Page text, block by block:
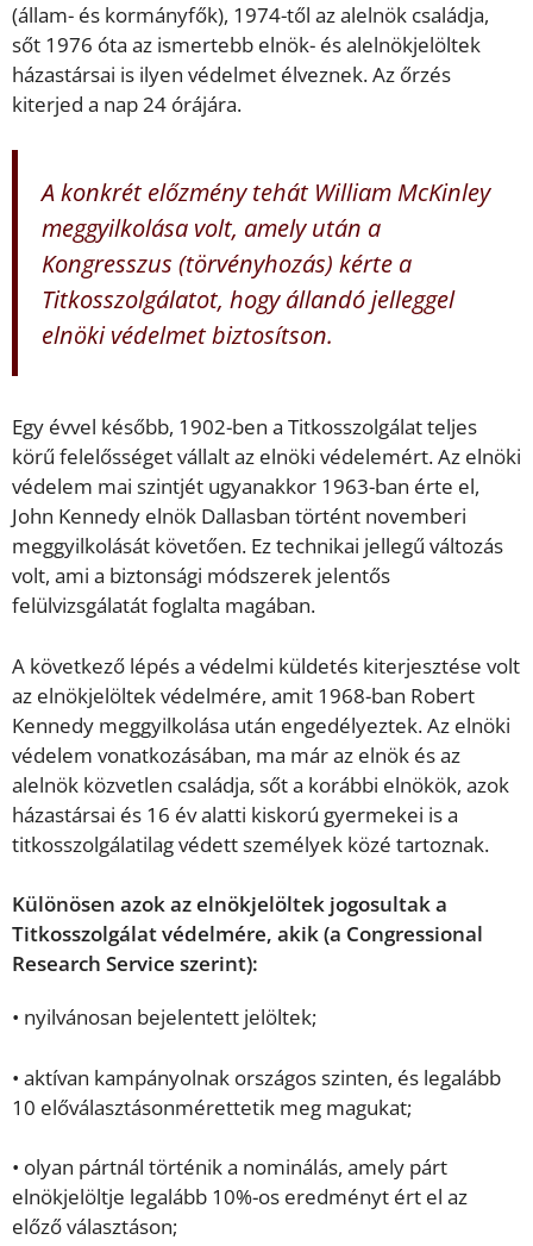
(állam- és kormányfők), 1974-től az alelnök családja,
sőt 1976 óta az ismertebb elnök- és alelnökjelöltek
házastársai is ilyen védelmet élveznek. Az őrzés
kiterjed a nap 24 órájára.
A konkrét előzmény tehát William McKinley
meggyilkolása volt, amely után a
Kongresszus (törvényhozás) kérte a
Titkosszolgálatot, hogy állandó jelleggel
elnöki védelmet biztosítson.
Egy évvel később, 1902-ben a Titkosszolgálat teljes
körű felelősséget vállalt az elnöki védelemért. Az elnöki
védelem mai szintjét ugyanakkor 1963-ban érte el,
John Kennedy elnök Dallasban történt novemberi
meggyilkolását követően. Ez technikai jellegű változás
volt, ami a biztonsági módszerek jelentős
felülvizsgálatát foglalta magában.
A következő lépés a védelmi küldetés kiterjesztése volt
az elnökjelöltek védelmére, amit 1968-ban Robert
Kennedy meggyilkolása után engedélyeztek. Az elnöki
védelem vonatkozásában, ma már az elnök és az
alelnök közvetlen családja, sőt a korábbi elnökök, azok
házastársai és 16 év alatti kiskorú gyermekei is a
titkosszolgálatilag védett személyek közé tartoznak.
Különösen azok az elnökjelöltek jogosultak a
Titkosszolgálat védelmére, akik (a Congressional
Research Service szerint):
• nyilvánosan bejelentett jelöltek;
• aktívan kampányolnak országos szinten, és legalább
10 előválasztásonmérettetik meg magukat;
• olyan pártnál történik a nominálás, amely párt
elnökjelöltje legalább 10%-os eredményt ért el az
előző választáson;